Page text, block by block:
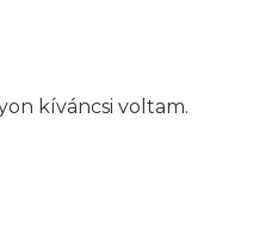
kíváncsi voltam.